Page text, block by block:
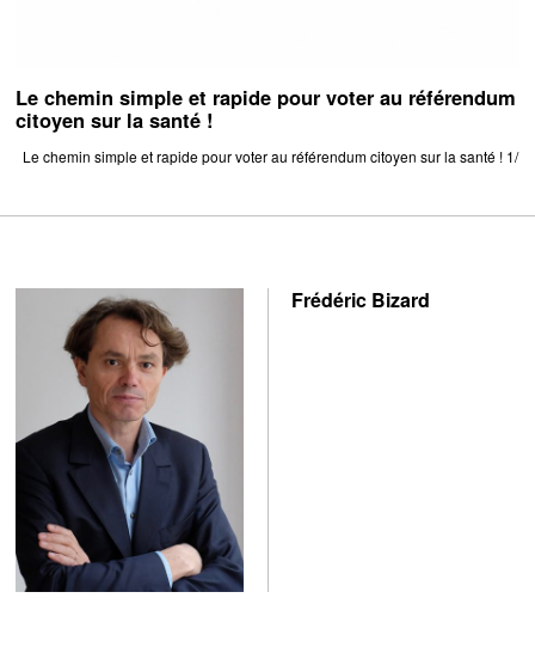
Le chemin simple et rapide pour voter au référendum
citoyen sur la santé !
Le chemin simple et rapide pour voter au référendum citoyen sur la santé ! 1/
Frédéric Bizard